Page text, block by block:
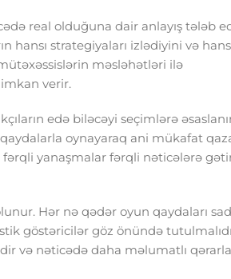
real olduğuna dair anlayış tələb
hansı strategiyaları izlədiyini və
məsləhətləri ilə
verir.
edə biləcəyi seçimlərə
qaydalarla oynayaraq ani mükafat
fərqli yanaşmalar fərqli nəticələrə
Hər nə qədər oyun qaydaları
göstəricilər göz önündə
və nəticədə daha məlumatlı